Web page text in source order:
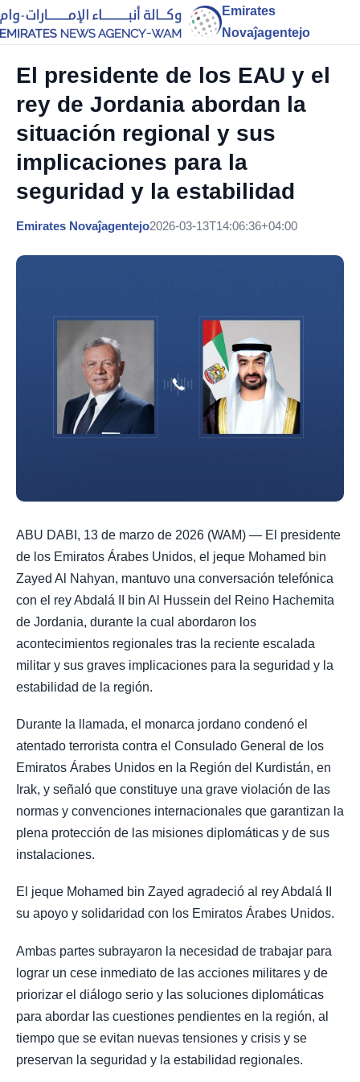
Emirates
Novaĵagentejo
El presidente de los EAU y el
rey de Jordania abordan la
situación regional y sus
implicaciones para la
seguridad y la estabilidad
Emirates Novaĵagentejo2026-03-13T14:06:36+04:00
ABU DABI, 13 de marzo de 2026 (WAM) — El presidente
de los Emiratos Árabes Unidos, el jeque Mohamed bin
Zayed Al Nahyan, mantuvo una conversación telefónica
con el rey Abdalá II bin Al Hussein del Reino Hachemita
de Jordania, durante la cual abordaron los
acontecimientos regionales tras la reciente escalada
militar y sus graves implicaciones para la seguridad y la
estabilidad de la región.
Durante la llamada, el monarca jordano condenó el
atentado terrorista contra el Consulado General de los
Emiratos Árabes Unidos en la Región del Kurdistán, en
Irak, y señaló que constituye una grave violación de las
normas y convenciones internacionales que garantizan la
plena protección de las misiones diplomáticas y de sus
instalaciones.
El jeque Mohamed bin Zayed agradeció al rey Abdalá II
su apoyo y solidaridad con los Emiratos Árabes Unidos.
Ambas partes subrayaron la necesidad de trabajar para
lograr un cese inmediato de las acciones militares y de
priorizar el diálogo serio y las soluciones diplomáticas
para abordar las cuestiones pendientes en la región, al
tiempo que se evitan nuevas tensiones y crisis y se
preservan la seguridad y la estabilidad regionales.